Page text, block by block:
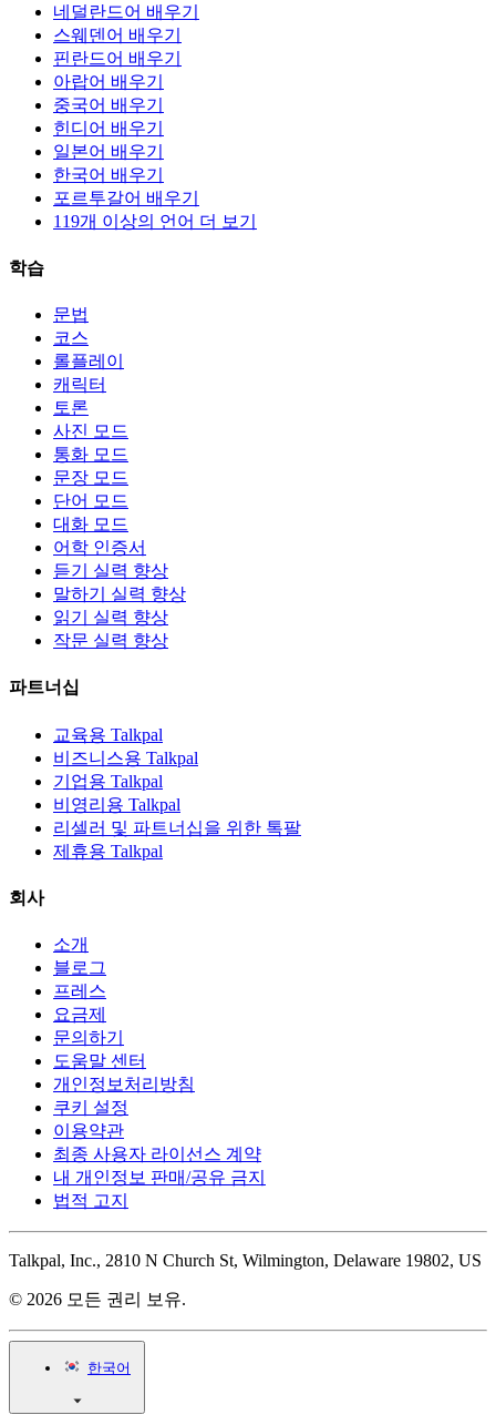
네덜란드어 배우기
스웨덴어 배우기
핀란드어 배우기
아랍어 배우기
중국어 배우기
힌디어 배우기
일본어 배우기
한국어 배우기
포르투갈어 배우기
119개 이상의 언어 더 보기
학습
문법
코스
롤플레이
캐릭터
토론
사진 모드
통화 모드
문장 모드
단어 모드
대화 모드
어학 인증서
듣기 실력 향상
말하기 실력 향상
읽기 실력 향상
작문 실력 향상
파트너십
교육용 Talkpal
비즈니스용 Talkpal
기업용 Talkpal
비영리용 Talkpal
리셀러 및 파트너십을 위한 톡팔
제휴용 Talkpal
회사
소개
블로그
프레스
요금제
문의하기
도움말 센터
개인정보처리방침
쿠키 설정
이용약관
최종 사용자 라이선스 계약
내 개인정보 판매/공유 금지
법적 고지
Talkpal, Inc., 2810 N Church St, Wilmington, Delaware 19802, US
© 2026 모든 권리 보유.
한국어